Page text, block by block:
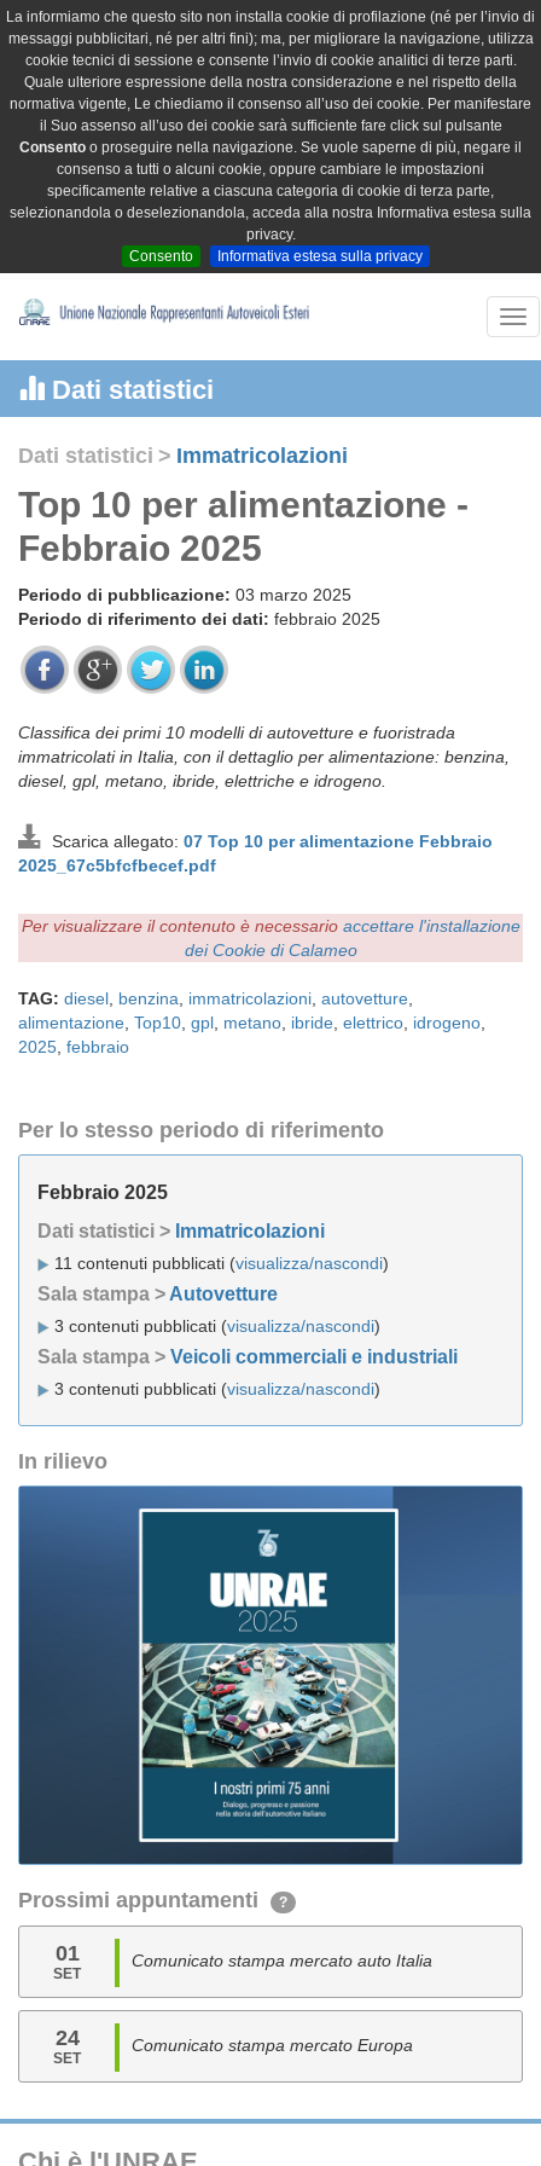
La informiamo che questo sito non installa cookie di profilazione (né per l’invio di
messaggi pubblicitari, né per altri fini); ma, per migliorare la navigazione, utilizza
cookie tecnici di sessione e consente l’invio di cookie analitici di terze parti.
Quale ulteriore espressione della nostra considerazione e nel rispetto della
normativa vigente, Le chiediamo il consenso all’uso dei cookie. Per manifestare
il Suo assenso all’uso dei cookie sarà sufficiente fare click sul pulsante
Consento o proseguire nella navigazione. Se vuole saperne di più, negare il
consenso a tutti o alcuni cookie, oppure cambiare le impostazioni
specificamente relative a ciascuna categoria di cookie di terza parte,
selezionandola o deselezionandola, acceda alla nostra Informativa estesa sulla
privacy.
Consento
Informativa estesa sulla privacy
Dati statistici
Dati statistici > Immatricolazioni
Top 10 per alimentazione -
Febbraio 2025
Periodo di pubblicazione: 03 marzo 2025
Periodo di riferimento dei dati: febbraio 2025
Classifica dei primi 10 modelli di autovetture e fuoristrada
immatricolati in Italia, con il dettaglio per alimentazione: benzina,
diesel, gpl, metano, ibride, elettriche e idrogeno.
Scarica allegato: 07 Top 10 per alimentazione Febbraio
2025_67c5bfcfbecef.pdf
Per visualizzare il contenuto è necessario accettare l'installazione
dei Cookie di Calameo
TAG: diesel benzina immatricolazioni autovetture
alimentazione Top10 gpl metano ibride elettrico idrogeno
2025 febbraio
Per lo stesso periodo di riferimento
Febbraio 2025
Dati statistici > Immatricolazioni
11 contenuti pubblicati (visualizza/nascondi)
Sala stampa > Autovetture
3 contenuti pubblicati (visualizza/nascondi)
Sala stampa > Veicoli commerciali e industriali
3 contenuti pubblicati (visualizza/nascondi)
In rilievo
Prossimi appuntamenti ?
01
SET
Comunicato stampa mercato auto Italia
24
SET
Comunicato stampa mercato Europa